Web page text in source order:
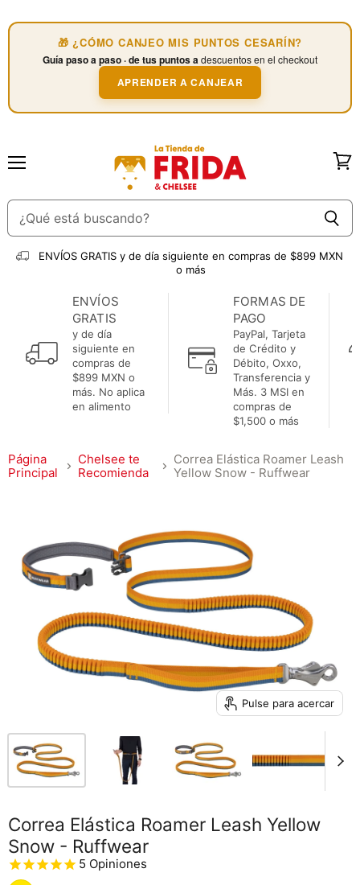
🎁 ¿CÓMO CANJEO MIS PUNTOS CESARÍN?
Guía paso a paso · de tus puntos adescuentos en el checkout
APRENDER A CANJEAR
ENVÍOS GRATIS y de día siguiente en compras de $899 MXN
o más
ENVÍOS
GRATIS
y de día
siguiente en
compras de
$899 MXN o
más. No aplica
en alimento
FORMAS DE
PAGO
PayPal, Tarjeta
de Crédito y
Débito, Oxxo,
Transferencia y
Más. 3 MSI en
compras de
$1,500 o más
Página
Principal
Chelsee te
Recomienda
Correa Elástica Roamer Leash
Yellow Snow - Ruffwear
Pulse para acercar
Correa Elástica Roamer Leash Yellow
Snow - Ruffwear
5 Opiniones